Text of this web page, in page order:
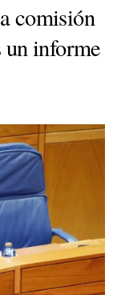
comisión
un informe